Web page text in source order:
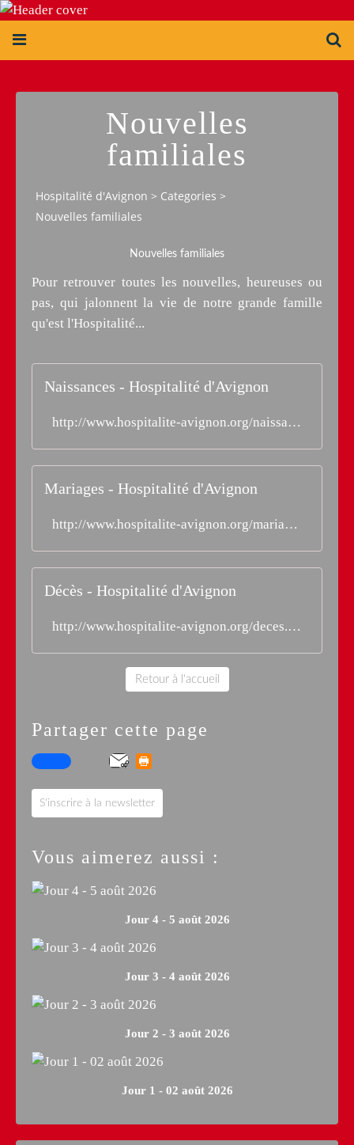
Nouvelles
familiales
Hospitalité d'Avignon > Categories >
Nouvelles familiales
Nouvelles familiales
Pour retrouver toutes les nouvelles, heureuses ou
pas, qui jalonnent la vie de notre grande famille
qu'est l'Hospitalité...
Naissances - Hospitalité d'Avignon
http://www.hospitalite-avignon.org/naissances.html
Mariages - Hospitalité d'Avignon
http://www.hospitalite-avignon.org/mariages.html
Décès - Hospitalité d'Avignon
http://www.hospitalite-avignon.org/deces.html
Retour à l'accueil
Partager cette page
S'inscrire à la newsletter
Vous aimerez aussi :
Jour 4 - 5 août 2026
Jour 3 - 4 août 2026
Jour 2 - 3 août 2026
Jour 1 - 02 août 2026